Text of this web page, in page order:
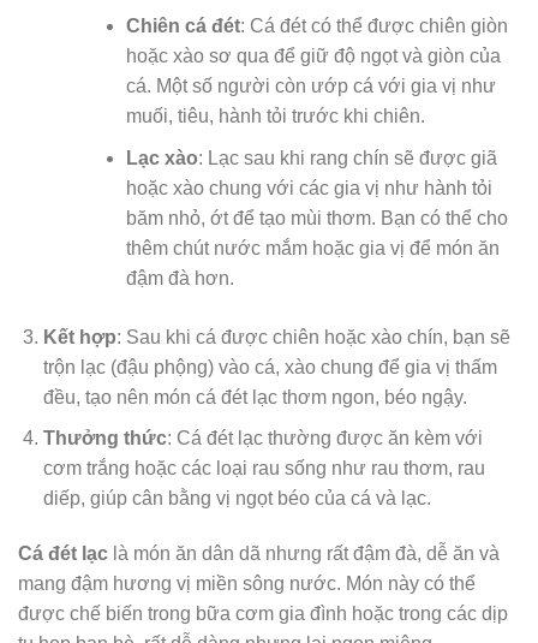
Chiên cá đét: Cá đét có thể được chiên giòn
hoặc xào sơ qua để giữ độ ngọt và giòn của
cá. Một số người còn ướp cá với gia vị như
muối, tiêu, hành tỏi trước khi chiên.
Lạc xào: Lạc sau khi rang chín sẽ được giã
hoặc xào chung với các gia vị như hành tỏi
băm nhỏ, ớt để tạo mùi thơm. Bạn có thể cho
thêm chút nước mắm hoặc gia vị để món ăn
đậm đà hơn.
Kết hợp: Sau khi cá được chiên hoặc xào chín, bạn sẽ
trộn lạc (đậu phộng) vào cá, xào chung để gia vị thấm
đều, tạo nên món cá đét lạc thơm ngon, béo ngậy.
Thưởng thức: Cá đét lạc thường được ăn kèm với
cơm trắng hoặc các loại rau sống như rau thơm, rau
diếp, giúp cân bằng vị ngọt béo của cá và lạc.
Cá đét lạc là món ăn dân dã nhưng rất đậm đà, dễ ăn và
mang đậm hương vị miền sông nước. Món này có thể
được chế biến trong bữa cơm gia đình hoặc trong các dịp